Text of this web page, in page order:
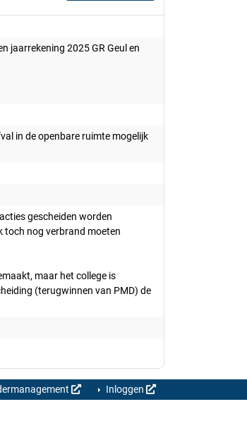
jaarrekening 2025 GR Geul en
in de openbare ruimte mogelijk
gescheiden worden
toch nog verbrand moeten
maar het college is
(terugwinnen van PMD) de
Inloggen